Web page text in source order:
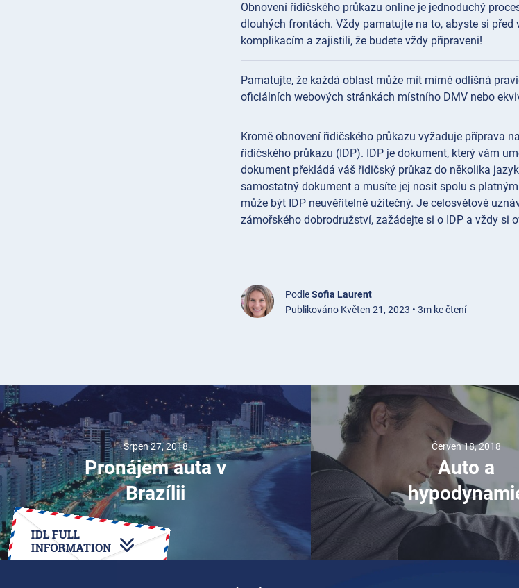
Obnovení řidičského průkazu online je jednoduchý
dlouhých frontách. Vždy pamatujte na to, abyste si
komplikacím a zajistili, že budete vždy připraveni!
Pamatujte, že každá oblast může mít mírně odlišná
oficiálních webových stránkách místního DMV nebo
Kromě obnovení řidičského průkazu vyžaduje příprava
řidičského průkazu (IDP). IDP je dokument, který vám
dokument překládá váš řidičský průkaz do několika
samostatný dokument a musíte jej nosit spolu s
může být IDP neuvěřitelně užitečný. Je celosvětově
zámořského dobrodružství, zažádejte si o IDP a vždy si
PodleSofia Laurent
Publikováno Květen 21, 2023 • 3m ke čtení
Srpen 27, 2018
Pronájem auta v
Brazílii
Červen 18, 2018
Auto a